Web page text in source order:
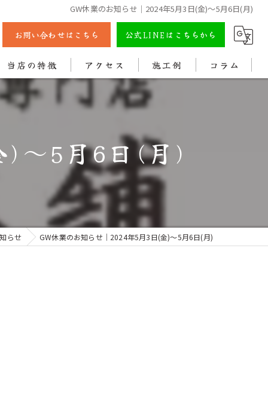
GW休業のお知らせ｜2024年5月3日(金)〜5月6日(月)
お問い合わせはこちら 公式LINEはこちらから
当店の特徴
彫刻
法名
クリーニング
アクセス 施工例 コラム
)〜5月6日(月)
らせ GW休業のお知らせ｜2024年5月3日(金)〜5月6日(月)